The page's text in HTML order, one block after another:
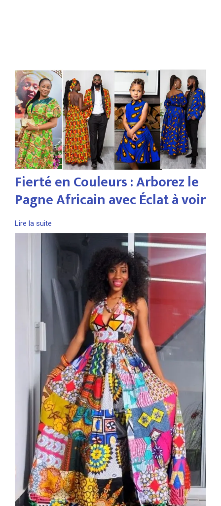
Fierté en Couleurs : Arborez le
Pagne Africain avec Éclat à voir
Lire la suite